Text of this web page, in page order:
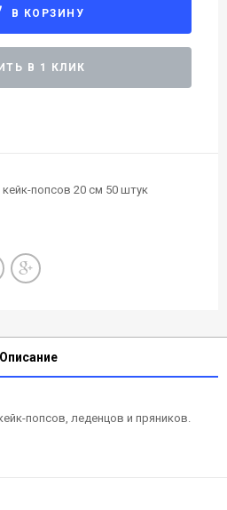
В КОРЗИНУ
В 1 КЛИК
попсов 20 см 50 штук
Описание
попсов, леденцов и пряников.